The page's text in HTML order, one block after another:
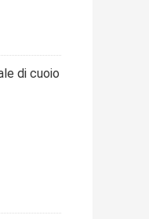
di cuoio